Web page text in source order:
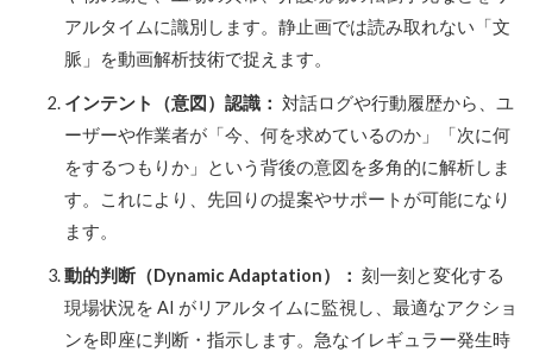
アルタイムに識別します。静止画では読み取れない「文
脈」を動画解析技術で捉えます。
インテント（意図）認識： 対話ログや行動履歴から、ユ
ーザーや作業者が「今、何を求めているのか」「次に何
をするつもりか」という背後の意図を多角的に解析しま
す。これにより、先回りの提案やサポートが可能になり
ます。
動的判断（Dynamic Adaptation）： 刻一刻と変化する
現場状況を AI がリアルタイムに監視し、最適なアクショ
ンを即座に判断・指示します。急なイレギュラー発生時